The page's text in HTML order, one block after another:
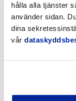
hålla alla tjänster
använder sidan.
dina
vår
Klicka
för
att
läsa